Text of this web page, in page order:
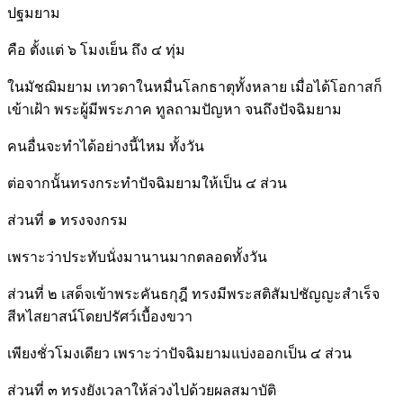
ปฐมยาม
คือ ตั้งแต่ ๖ โมงเย็น ถึง ๔ ทุ่ม
ในมัชฌิมยาม เทวดาในหมื่นโลกธาตุทั้งหลาย เมื่อได้โอกาสก็
เข้าเฝ้า พระผู้มีพระภาค ทูลถามปัญหา จนถึงปัจฉิมยาม
คนอื่นจะทำได้อย่างนี้ไหม ทั้งวัน
ต่อจากนั้นทรงกระทำปัจฉิมยามให้เป็น ๔ ส่วน
ส่วนที่ ๑ ทรงจงกรม
เพราะว่าประทับนั่งมานานมากตลอดทั้งวัน
ส่วนที่ ๒ เสด็จเข้าพระคันธกุฎี ทรงมีพระสติสัมปชัญญะสำเร็จ
สีหไสยาสน์โดยปรัศว์เบื้องขวา
เพียงชั่วโมงเดียว เพราะว่าปัจฉิมยามแบ่งออกเป็น ๔ ส่วน
ส่วนที่ ๓ ทรงยังเวลาให้ล่วงไปด้วยผลสมาบัติ